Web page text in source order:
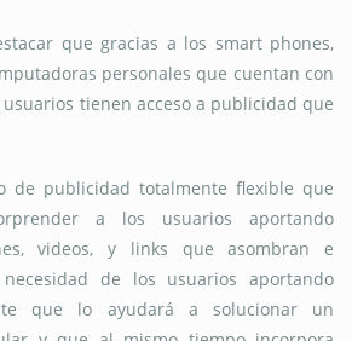
que gracias a los smart phones,
personales que cuentan con
tienen acceso a publicidad que
de publicidad totalmente flexible que
a los usuarios aportando
videos, y links que asombran e
de los usuarios aportando
que lo ayudará a solucionar un